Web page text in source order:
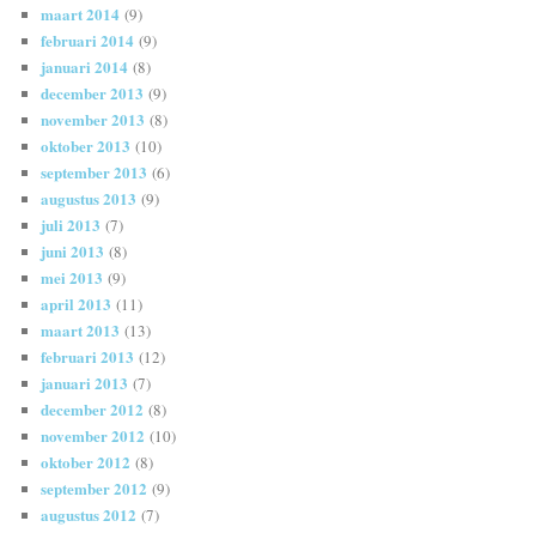
maart 2014 (9)
februari 2014 (9)
januari 2014 (8)
december 2013 (9)
november 2013 (8)
oktober 2013 (10)
september 2013 (6)
augustus 2013 (9)
juli 2013 (7)
juni 2013 (8)
mei 2013 (9)
april 2013 (11)
maart 2013 (13)
februari 2013 (12)
januari 2013 (7)
december 2012 (8)
november 2012 (10)
oktober 2012 (8)
september 2012 (9)
augustus 2012 (7)